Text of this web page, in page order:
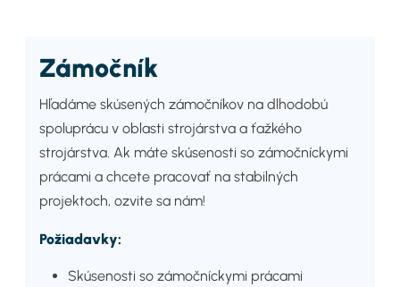
Zámočník
Hľadáme skúsených zámočníkov na dlhodobú
spoluprácu v oblasti strojárstva a ťažkého
strojárstva. Ak máte skúsenosti so zámočníckymi
prácami a chcete pracovať na stabilných
projektoch, ozvite sa nám!
Požiadavky:
Skúsenosti so zámočníckymi prácami